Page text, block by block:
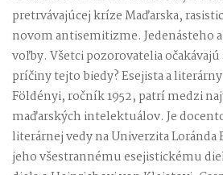
pretrvávajúcej kríze Maďarska,
novom antisemitizme. Jedenásteho
voľby. Všetci pozorovatelia
príčiny tejto biedy? Esejista a
Földényi, ročník 1952, patrí medzi
maďarských intelektuálov. Je
literárnej vedy na Univerzita Loránda
jeho všestrannému esejistickému